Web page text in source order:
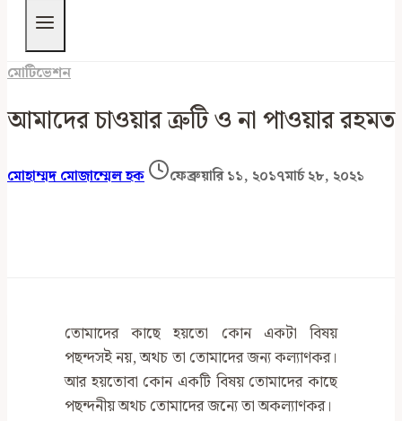
মোটিভেশন
আমাদের চাওয়ার ত্রুটি ও না পাওয়ার রহমত
মোহাম্মদ মোজাম্মেল হক ফেব্রুয়ারি ১১, ২০১৭মার্চ ২৮, ২০২১
তোমাদের কাছে হয়তো কোন একটা বিষয়
পছন্দসই নয়, অথচ তা তোমাদের জন্য কল্যাণকর।
আর হয়তোবা কোন একটি বিষয় তোমাদের কাছে
পছন্দনীয় অথচ তোমাদের জন্যে তা অকল্যাণকর।